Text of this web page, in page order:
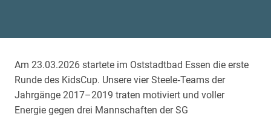
Am 23.03.2026 startete im Oststadtbad Essen die erste
Runde des KidsCup. Unsere vier Steele‑Teams der
Jahrgänge 2017–2019 traten motiviert und voller
Energie gegen drei Mannschaften der SG